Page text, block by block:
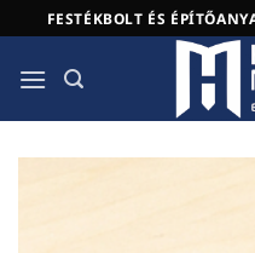
to
content
FESTÉKBOLT ÉS